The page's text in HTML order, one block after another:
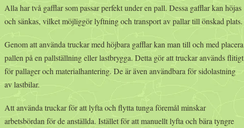
Alla har två gafflar som passar perfekt under en pall. Dessa gafflar kan höjas
och sänkas, vilket möjliggör lyftning och transport av pallar till önskad plats.
Genom att använda truckar med höjbara gafflar kan man till och med placera
pallen på en pallställning eller lastbrygga. Detta gör att truckar används flitigt
för pallager och materialhantering. De är även användbara för sidolastning
av lastbilar.
Att använda truckar för att lyfta och flytta tunga föremål minskar
arbetsbördan för de anställda. Istället för att manuellt lyfta och bära tyngre